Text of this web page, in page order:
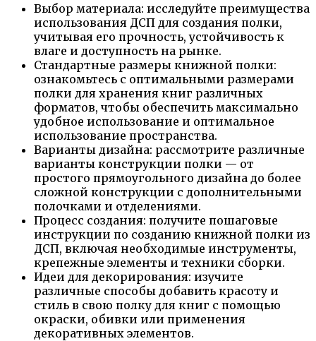
Выбор материала: исследуйте преимущества
использования ДСП для создания полки,
учитывая его прочность, устойчивость к
влаге и доступность на рынке.
Стандартные размеры книжной полки:
ознакомьтесь с оптимальными размерами
полки для хранения книг различных
форматов, чтобы обеспечить максимально
удобное использование и оптимальное
использование пространства.
Варианты дизайна: рассмотрите различные
варианты конструкции полки — от
простого прямоугольного дизайна до более
сложной конструкции с дополнительными
полочками и отделениями.
Процесс создания: получите пошаговые
инструкции по созданию книжной полки из
ДСП, включая необходимые инструменты,
крепежные элементы и техники сборки.
Идеи для декорирования: изучите
различные способы добавить красоту и
стиль в свою полку для книг с помощью
окраски, обивки или применения
декоративных элементов.